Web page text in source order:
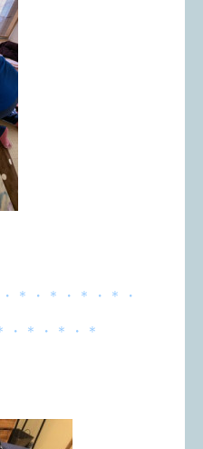
＊・＊・＊・＊・
・＊・＊・＊